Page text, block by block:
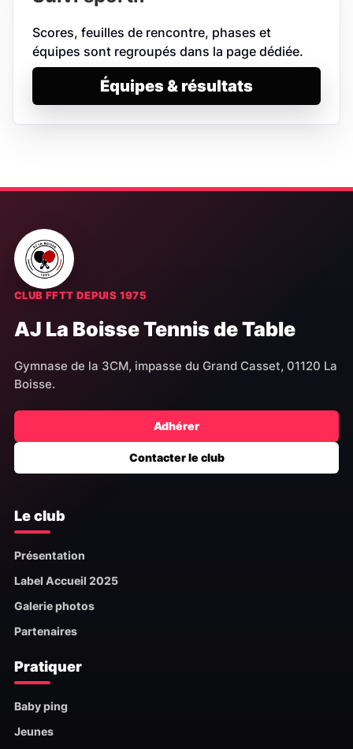
Scores, feuilles de rencontre, phases et
équipes sont regroupés dans la page dédiée.
Équipes & résultats
CLUB FFTT DEPUIS 1975
AJ La Boisse Tennis de Table
Gymnase de la 3CM, impasse du Grand Casset, 01120 La
Boisse.
Adhérer
Contacter le club
Le club
Présentation
Label Accueil 2025
Galerie photos
Partenaires
Pratiquer
Baby ping
Jeunes